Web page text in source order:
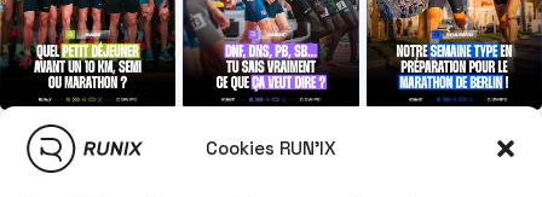
Cookies RUN'IX